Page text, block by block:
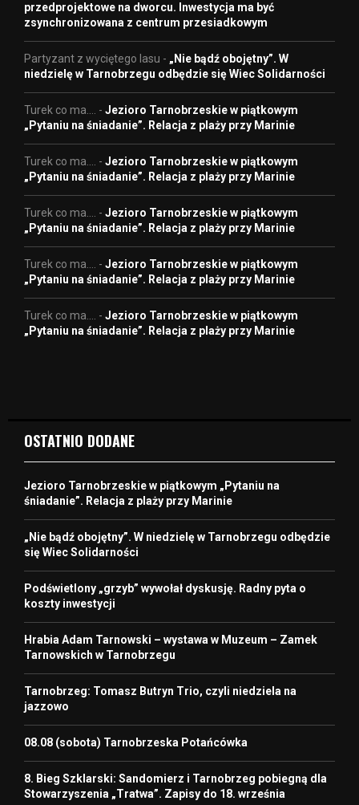
przedprojektowe na dworcu. Inwestycja ma być
zsynchronizowana z centrum przesiadkowym
Partyzant z wyciętego lasu - „Nie bądź obojętny”. W
niedzielę w Tarnobrzegu odbędzie się Wiec Solidarności
Turek co ma.... - Jezioro Tarnobrzeskie w piątkowym
„Pytaniu na śniadanie”. Relacja z plaży przy Marinie
Turek co ma.... - Jezioro Tarnobrzeskie w piątkowym
„Pytaniu na śniadanie”. Relacja z plaży przy Marinie
Turek co ma.... - Jezioro Tarnobrzeskie w piątkowym
„Pytaniu na śniadanie”. Relacja z plaży przy Marinie
Turek co ma.... - Jezioro Tarnobrzeskie w piątkowym
„Pytaniu na śniadanie”. Relacja z plaży przy Marinie
Turek co ma.... - Jezioro Tarnobrzeskie w piątkowym
„Pytaniu na śniadanie”. Relacja z plaży przy Marinie
OSTATNIO DODANE
Jezioro Tarnobrzeskie w piątkowym „Pytaniu na
śniadanie”. Relacja z plaży przy Marinie
„Nie bądź obojętny”. W niedzielę w Tarnobrzegu odbędzie
się Wiec Solidarności
Podświetlony „grzyb” wywołał dyskusję. Radny pyta o
koszty inwestycji
Hrabia Adam Tarnowski – wystawa w Muzeum – Zamek
Tarnowskich w Tarnobrzegu
Tarnobrzeg: Tomasz Butryn Trio, czyli niedziela na
jazzowo
08.08 (sobota) Tarnobrzeska Potańcówka
8. Bieg Szklarski: Sandomierz i Tarnobrzeg pobiegną dla
Stowarzyszenia „Tratwa”. Zapisy do 18. września